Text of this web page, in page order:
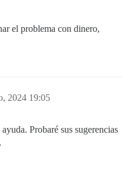
el problema con dinero,
2024 19:05
Probaré sus sugerencias